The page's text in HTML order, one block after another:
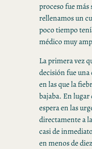
proceso fue
rellenamos un
poco tiempo
médico muy
La primera vez
decisión fue una
en las que la
bajaba. En
espera en las
directamente a
casi de
en menos de